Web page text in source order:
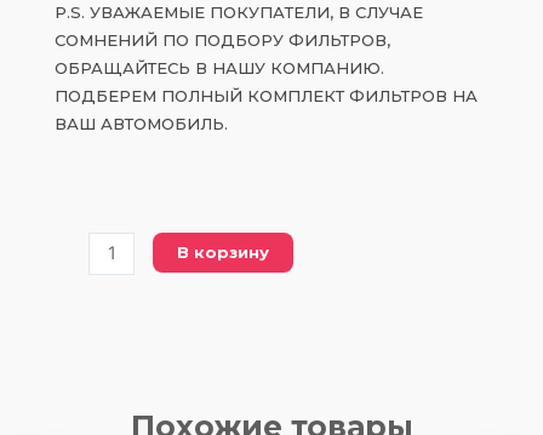
P.S. УВАЖАЕМЫЕ ПОКУПАТЕЛИ, В СЛУЧАЕ
СОМНЕНИЙ ПО ПОДБОРУ ФИЛЬТРОВ,
ОБРАЩАЙТЕСЬ В НАШУ КОМПАНИЮ.
ПОДБЕРЕМ ПОЛНЫЙ КОМПЛЕКТ ФИЛЬТРОВ НА
ВАШ АВТОМОБИЛЬ.
Количество
товара
В корзину
Похожие товары